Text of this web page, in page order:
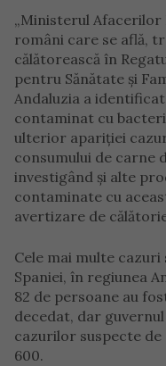
„Ministerul
români care se află,
călătorească în
pentru Sănătate şi
Andaluzia a
contaminat cu
ulterior apariţiei
consumului de carne
investigând şi alte
contaminate cu
avertizare de
Cele mai multe
Spaniei, în regiunea
82 de persoane au
decedat, dar
cazurilor suspecte de
600.